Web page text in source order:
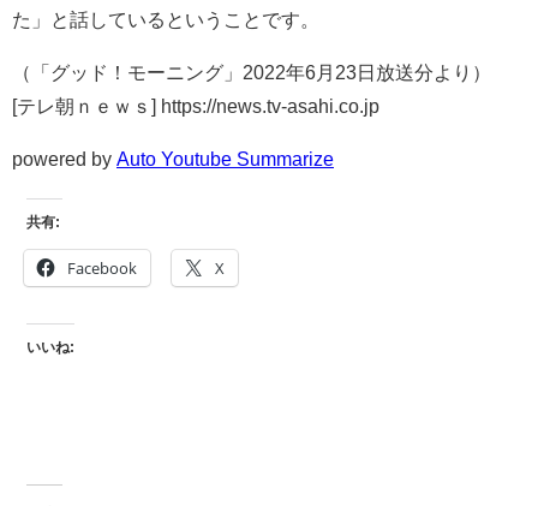
た」と話しているということです。
（「グッド！モーニング」2022年6月23日放送分より）
[テレ朝ｎｅｗｓ] https://news.tv-asahi.co.jp
powered by Auto Youtube Summarize
共有:
Facebook X
いいね: